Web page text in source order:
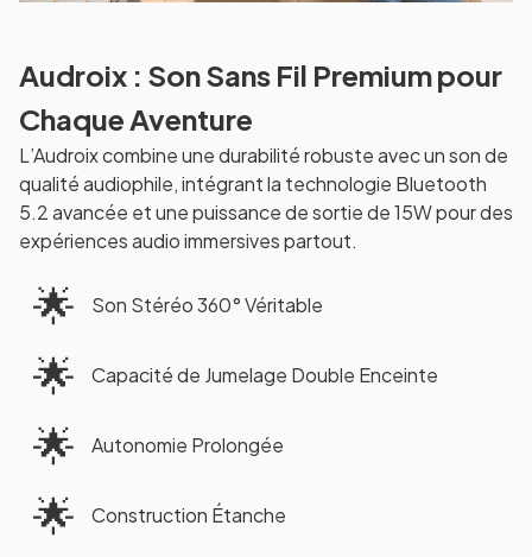
Audroix : Son Sans Fil Premium pour
Chaque Aventure
L’Audroix combine une durabilité robuste avec un son de
qualité audiophile, intégrant la technologie Bluetooth
5.2 avancée et une puissance de sortie de 15W pour des
expériences audio immersives partout.
🌟 Son Stéréo 360° Véritable
🌟 Capacité de Jumelage Double Enceinte
🌟 Autonomie Prolongée
🌟 Construction Étanche